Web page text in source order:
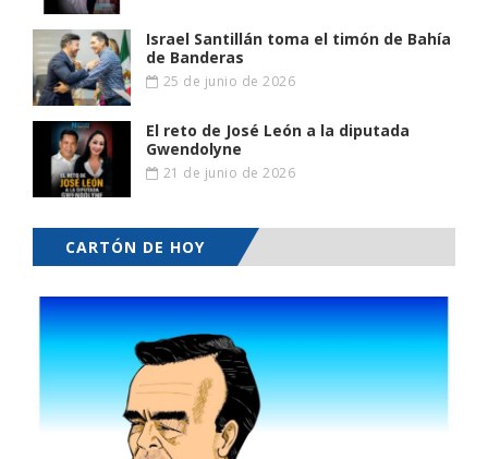
Israel Santillán toma el timón de Bahía
de Banderas
25 de junio de 2026
El reto de José León a la diputada
Gwendolyne
21 de junio de 2026
CARTÓN DE HOY